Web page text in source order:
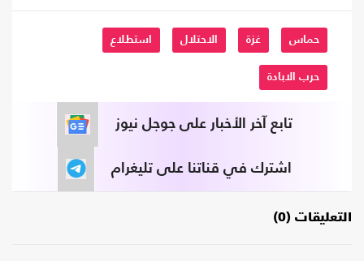
حماس غزة الاحتلال استطلاع
حرب الابادة
تابع آخر الأخبار على جوجل نيوز
اشترك في قناتنا على تليغرام
التعليقات (0)